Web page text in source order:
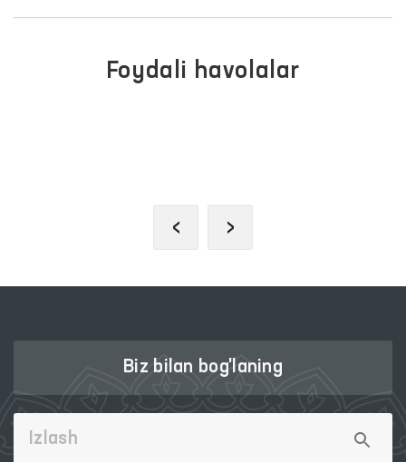
Foydali havolalar
‹ ›
Biz bilan bog'laning